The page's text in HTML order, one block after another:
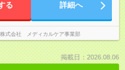
る 詳細へ
株式会社 メディカルケア事業部
掲載日：2026.08.06